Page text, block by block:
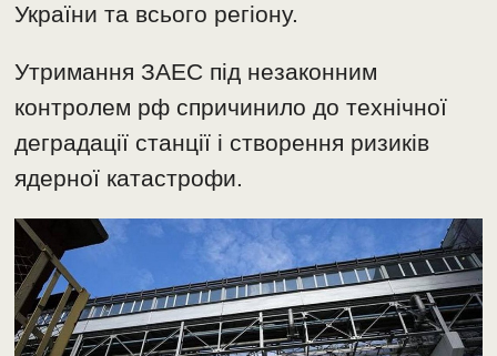
України та всього регіону.
Утримання ЗАЕС під незаконним
контролем рф спричинило до технічної
деградації станції і створення ризиків
ядерної катастрофи.